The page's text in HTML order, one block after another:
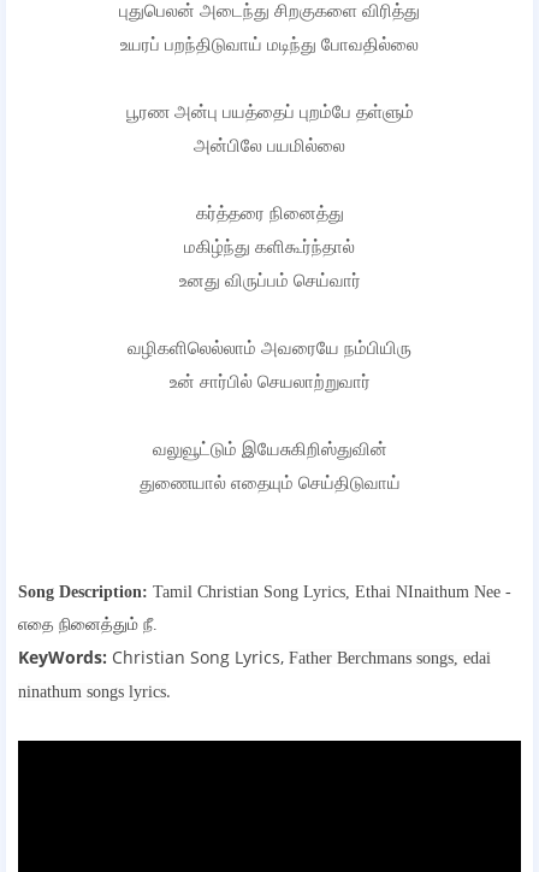
புதுபெலன் அடைந்து சிறகுகளை விரித்து
உயரப் பறந்திடுவாய் மடிந்து போவதில்லை
பூரண அன்பு பயத்தைப் புறம்பே தள்ளும்
அன்பிலே பயமில்லை
கர்த்தரை நினைத்து
மகிழ்ந்து களிகூர்ந்தால்
உனது விருப்பம் செய்வார்
வழிகளிலெல்லாம் அவரையே நம்பியிரு
உன் சார்பில் செயலாற்றுவார்
வலுவூட்டும் இயேசுகிறிஸ்துவின்
துணையால் எதையும் செய்திடுவாய்
Song Description: Tamil Christian Song Lyrics, Ethai NInaithum Nee -
எதை நினைத்தும் நீ.
KeyWords: Christian Song Lyrics, Father Berchmans songs, edai
ninathum songs lyrics.